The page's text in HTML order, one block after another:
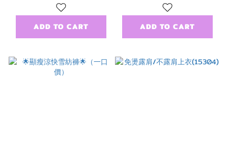
ADD TO CART ADD TO CART